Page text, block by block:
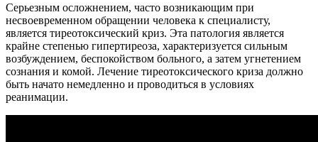
Серьезным осложнением, часто возникающим при
несвоевременном обращении человека к специалисту,
является тиреотоксический криз. Эта патология является
крайне степенью гипертиреоза, характеризуется сильным
возбуждением, беспокойством больного, а затем угнетением
сознания и комой. Лечение тиреотоксического криза должно
быть начато немедленно и проводиться в условиях
реанимации.